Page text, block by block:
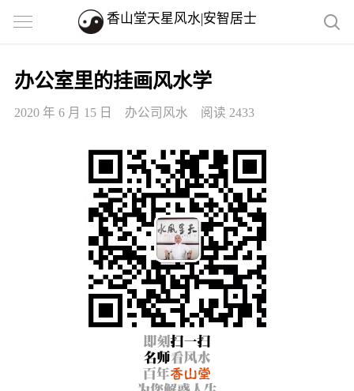
香山堂天星风水|安智居士
办公室里的挂画风水学
2020 年 6 月 15 日 办公司风水 阅读 2433